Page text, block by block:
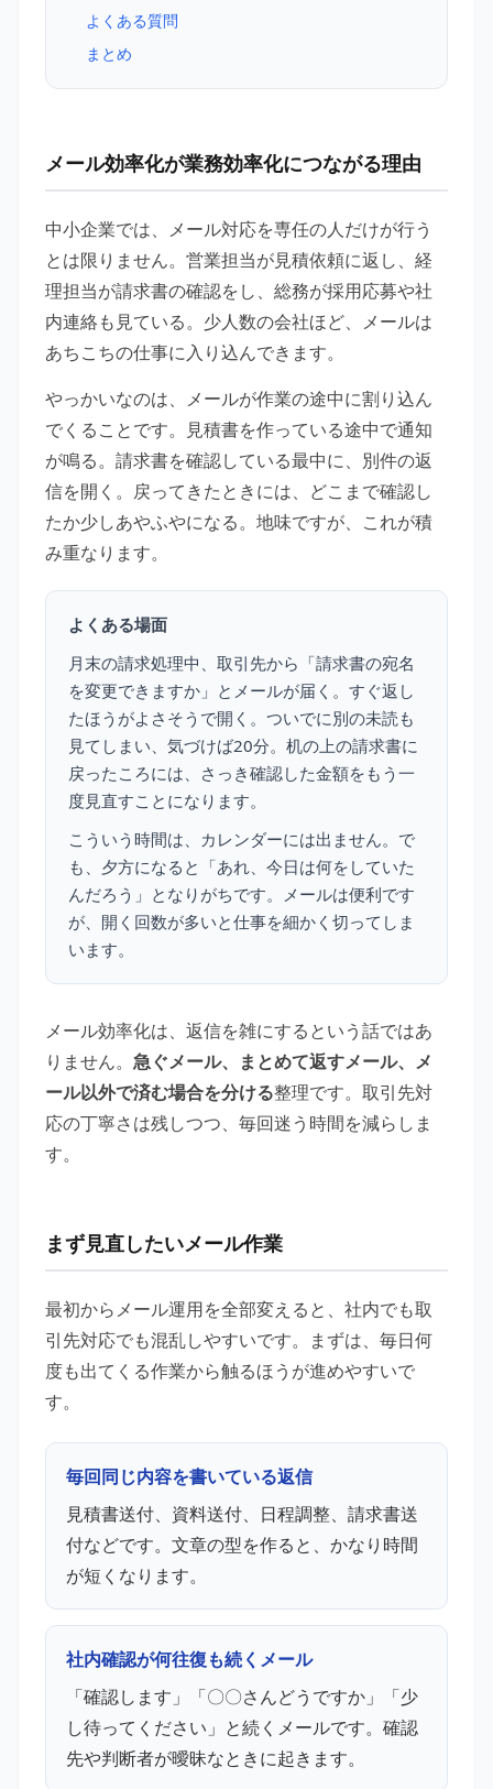
よくある質問
まとめ
メール効率化が業務効率化につながる理由
中小企業では、メール対応を専任の人だけが行う
とは限りません。営業担当が見積依頼に返し、経
理担当が請求書の確認をし、総務が採用応募や社
内連絡も見ている。少人数の会社ほど、メールは
あちこちの仕事に入り込んできます。
やっかいなのは、メールが作業の途中に割り込ん
でくることです。見積書を作っている途中で通知
が鳴る。請求書を確認している最中に、別件の返
信を開く。戻ってきたときには、どこまで確認し
たか少しあやふやになる。地味ですが、これが積
み重なります。
よくある場面
月末の請求処理中、取引先から「請求書の宛名
を変更できますか」とメールが届く。すぐ返し
たほうがよさそうで開く。ついでに別の未読も
見てしまい、気づけば20分。机の上の請求書に
戻ったころには、さっき確認した金額をもう一
度見直すことになります。
こういう時間は、カレンダーには出ません。で
も、夕方になると「あれ、今日は何をしていた
んだろう」となりがちです。メールは便利です
が、開く回数が多いと仕事を細かく切ってしま
います。
メール効率化は、返信を雑にするという話ではあ
りません。 急ぐメール、まとめて返すメール、メ
ール以外で済む場合を分ける整理です。取引先対
応の丁寧さは残しつつ、毎回迷う時間を減らしま
す。
まず見直したいメール作業
最初からメール運用を全部変えると、社内でも取
引先対応でも混乱しやすいです。まずは、毎日何
度も出てくる作業から触るほうが進めやすいで
す。
毎回同じ内容を書いている返信
見積書送付、資料送付、日程調整、請求書送
付などです。文章の型を作ると、かなり時間
が短くなります。
社内確認が何往復も続くメール
「確認します」「〇〇さんどうですか」「少
し待ってください」と続くメールです。確認
先や判断者が曖昧なときに起きます。